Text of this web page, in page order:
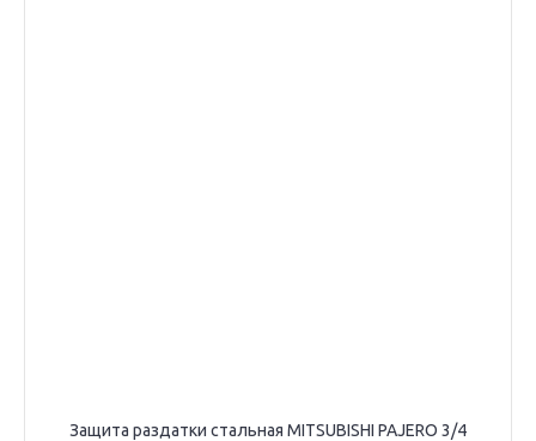
Защита раздатки стальная MITSUBISHI PAJERO 3/4